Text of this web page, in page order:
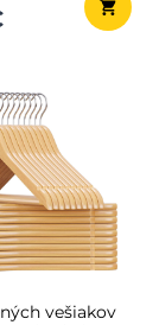
vešiakov